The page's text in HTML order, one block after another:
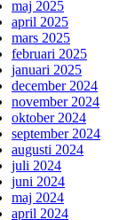
maj 2025
april 2025
mars 2025
februari 2025
januari 2025
december 2024
november 2024
oktober 2024
september 2024
augusti 2024
juli 2024
juni 2024
maj 2024
april 2024